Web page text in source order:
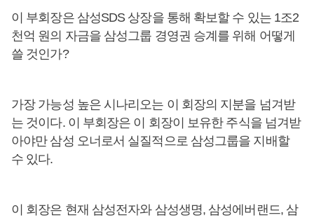
이 부회장은 삼성SDS 상장을 통해 확보할 수 있는 1조2
천억 원의 자금을 삼성그룹 경영권 승계를 위해 어떻게
쓸 것인가?
가장 가능성 높은 시나리오는 이 회장의 지분을 넘겨받
는 것이다. 이 부회장은 이 회장이 보유한 주식을 넘겨받
아야만 삼성 오너로서 실질적으로 삼성그룹을 지배할
수 있다.
이 회장은 현재 삼성전자와 삼성생명, 삼성에버랜드, 삼